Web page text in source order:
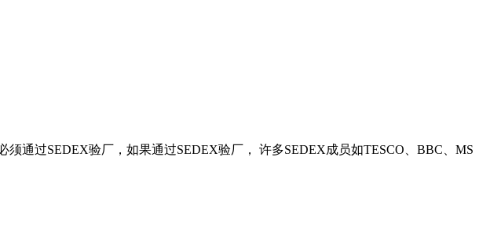
通过SEDEX验厂，如果通过SEDEX验厂， 许多SEDEX成员如TESCO、BBC、MS